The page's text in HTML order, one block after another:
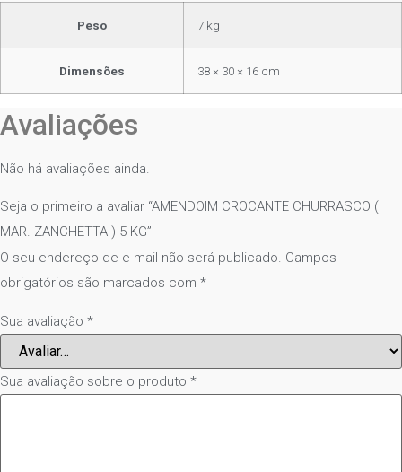
Peso 7 kg
Dimensões 38 × 30 × 16 cm
Avaliações
Não há avaliações ainda.
Seja o primeiro a avaliar “AMENDOIM CROCANTE CHURRASCO (
MAR. ZANCHETTA ) 5 KG”
O seu endereço de e-mail não será publicado. Campos
obrigatórios são marcados com *
Sua avaliação *
Sua avaliação sobre o produto *